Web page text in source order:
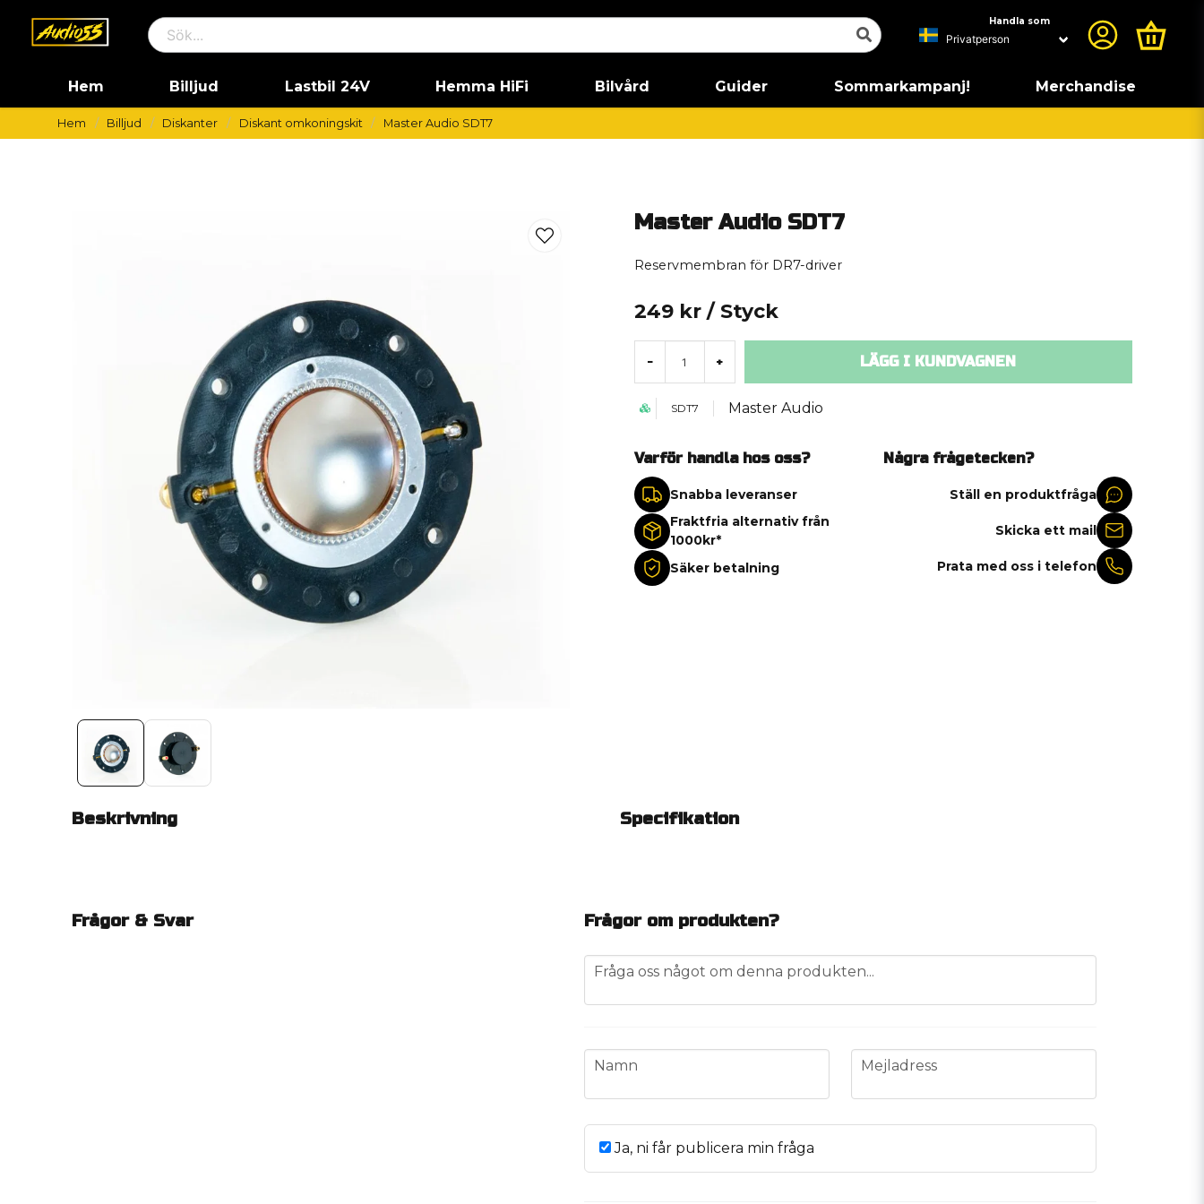
Handla som
Hem Billjud Lastbil 24V Hemma HiFi Bilvård Guider Sommarkampanj! Merchandise
Hem Billjud Diskanter Diskant omkoningskit Master Audio SDT7
Master Audio SDT7
Reservmembran för DR7-driver
249 kr / Styck
- + LÄGG I KUNDVAGNEN
SDT7 Master Audio
Varför handla hos oss?
Snabba leveranser
Fraktfria alternativ från
1000kr*
Säker betalning
Några frågetecken?
Ställ en produktfråga
Skicka ett mail
Prata med oss i telefon
Beskrivning Specifikation
Frågor & Svar Frågor om produkten?
question
Fråga oss något om denna produkten...
name
Namn email
Mejladress
Ja, ni får publicera min fråga